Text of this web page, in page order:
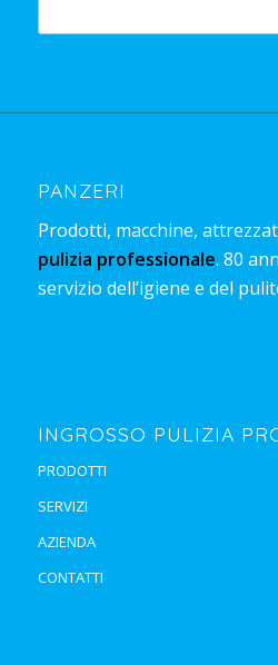
PANZERI
Prodotti, macchine,
pulizia professionale. 80
servizio dell’igiene e del
INGROSSO PULIZIA
PRODOTTI
SERVIZI
AZIENDA
CONTATTI